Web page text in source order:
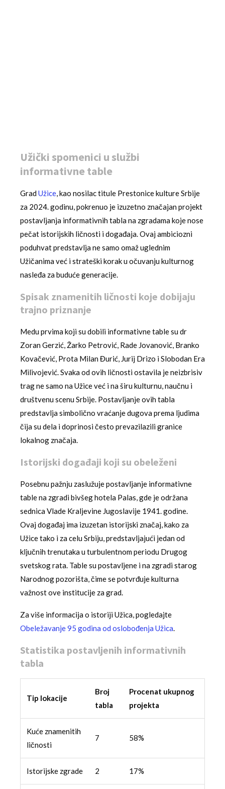
Užički spomenici u službi
informativne table
GradUžice, kao nosilac titule Prestonice kulture Srbije
za 2024. godinu, pokrenuo je izuzetno značajan projekt
postavljanja informativnih tabla na zgradama koje nose
pečat istorijskih ličnosti i događaja. Ovaj ambiciozni
poduhvat predstavlja ne samo omaž uglednim
Užičanima već i strateški korak u očuvanju kulturnog
nasleđa za buduće generacije.
Spisak znamenitih ličnosti koje dobijaju
trajno priznanje
Medu prvima koji su dobili informativne table su dr
Zoran Gerzić, Žarko Petrović, Rade Jovanović, Branko
Kovačević, Prota Milan Đurić, Jurij Drizo i Slobodan Era
Milivojević. Svaka od ovih ličnosti ostavila je neizbrisiv
trag ne samo na Užice već i na širu kulturnu, naučnu i
društvenu scenu Srbije. Postavljanje ovih tabla
predstavlja simbolično vraćanje dugova prema ljudima
čija su dela i doprinosi često prevazilazili granice
lokalnog značaja.
Istorijski događaji koji su obeleženi
Posebnu pažnju zaslužuje postavljanje informativne
table na zgradi bivšeg hotela Palas, gde je održana
sednica Vlade Kraljevine Jugoslavije 1941. godine.
Ovaj događaj ima izuzetan istorijski značaj, kako za
Užice tako i za celu Srbiju, predstavljajući jedan od
ključnih trenutaka u turbulentnom periodu Drugog
svetskog rata. Table su postavljene i na zgradi starog
Narodnog pozorišta, čime se potvrđuje kulturna
važnost ove institucije za grad.
Za više informacija o istoriji Užica, pogledajte
Obeležavanje 95 godina od oslobođenja Užica.
Statistika postavljenih informativnih
tabla
Tip lokacije
Broj
tabla
Procenat ukupnog
projekta
Kuće znamenitih
ličnosti
7 58%
Istorijske zgrade 2 17%